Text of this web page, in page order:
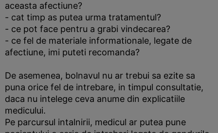
aceasta afectiune?
- cat timp as putea urma tratamentul?
- ce pot face pentru a grabi vindecarea?
- ce fel de materiale informationale, legate de
afectiune, imi puteti recomanda?
De asemenea, bolnavul nu ar trebui sa ezite sa
puna orice fel de intrebare, in timpul consultatie,
daca nu intelege ceva anume din explicatiile
medicului.
Pe parcursul intalnirii, medicul ar putea pune